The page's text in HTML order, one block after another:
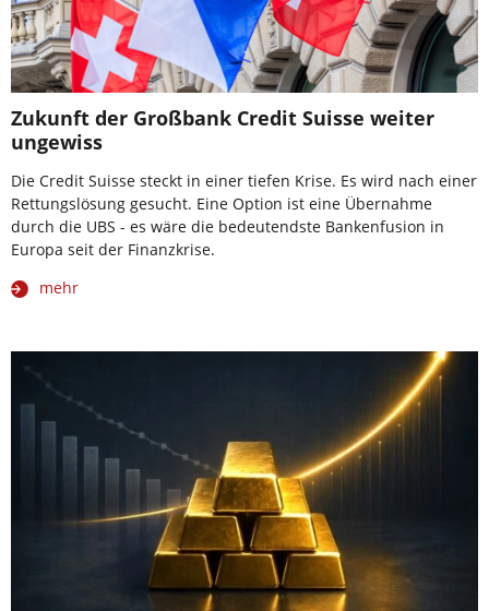
Zukunft der Großbank Credit Suisse weiter
ungewiss
Die Credit Suisse steckt in einer tiefen Krise. Es wird nach einer
Rettungslösung gesucht. Eine Option ist eine Übernahme
durch die UBS - es wäre die bedeutendste Bankenfusion in
Europa seit der Finanzkrise.
mehr